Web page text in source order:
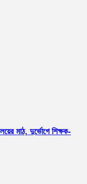
মাঠ, দুর্ভোগে শিক্ষক-